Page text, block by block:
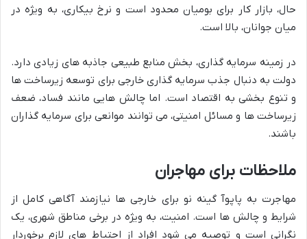
حال، بازار کار برای بومیان محدود است و نرخ بیکاری، به ویژه در
میان جوانان، بالا است.
در زمینه سرمایه گذاری، بخش منابع طبیعی جاذبه های زیادی دارد.
دولت به دنبال جذب سرمایه گذاری خارجی برای توسعه زیرساخت ها
و تنوع بخشی به اقتصاد است. اما چالش هایی مانند فساد، ضعف
زیرساخت ها و مسائل امنیتی، می توانند موانعی برای سرمایه گذاران
باشند.
ملاحظات برای مهاجران
مهاجرت به پاپوآ گینه نو برای خارجی ها نیازمند آگاهی کامل از
شرایط و چالش ها است. امنیت، به ویژه در برخی مناطق شهری، یک
نگرانی است و توصیه می شود افراد از احتیاط های لازم برخوردار